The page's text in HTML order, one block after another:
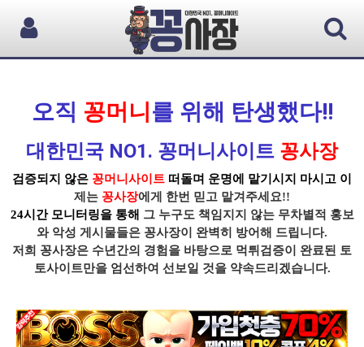
오직 꽁머니를 위해 탄생했다!!
대한민국 NO1. 꽁머니사이트 꽁사장
검증되지 않은 꽁머니사이트 떠돌며 운명에 맡기시지 마시고 이
제는 꽁사장에게 한번 믿고 맡겨주세요!!
24시간 모니터링을 통해 그 누구도 책임지지 않는 무차별적 홍보
와 악성 게시물들은 꽁사장이 완벽히 방어해 드립니다.
저희 꽁사장은 수년간의 경험을 바탕으로 먹튀 검증이
완료된 토
토사이트만을 엄선하여 선보일 것을 약속드리겠습니다.